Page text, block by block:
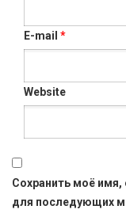
E-mail *
Website
Сохранить моё имя,
для последующих